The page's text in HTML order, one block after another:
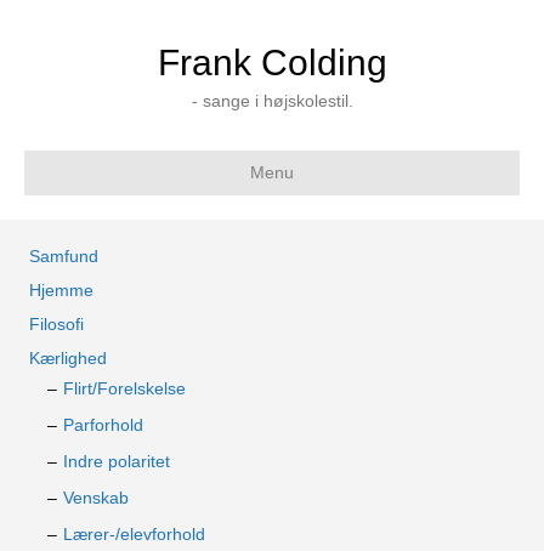
Frank Colding
- sange i højskolestil.
Menu
Samfund
Hjemme
Filosofi
Kærlighed
Flirt/Forelskelse
Parforhold
Indre polaritet
Venskab
Lærer-/elevforhold